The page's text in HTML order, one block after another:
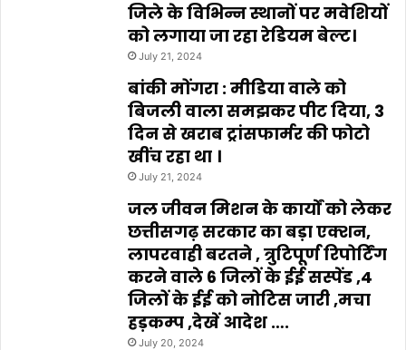
जिले के विभिन्न स्थानों पर मवेशियों
को लगाया जा रहा रेडियम बेल्ट।
July 21, 2024
बांकी मोंगरा : मीडिया वाले को
बिजली वाला समझकर पीट दिया, 3
दिन से खराब ट्रांसफार्मर की फोटो
खींच रहा था ।
July 21, 2024
जल जीवन मिशन के कार्यों को लेकर
छत्तीसगढ़ सरकार का बड़ा एक्शन,
लापरवाही बरतने , त्रुटिपूर्ण रिपोर्टिंग
करने वाले 6 जिलों के ईई सस्पेंड ,4
जिलों के ईई को नोटिस जारी ,मचा
हड़कम्प ,देखें आदेश ….
July 20, 2024